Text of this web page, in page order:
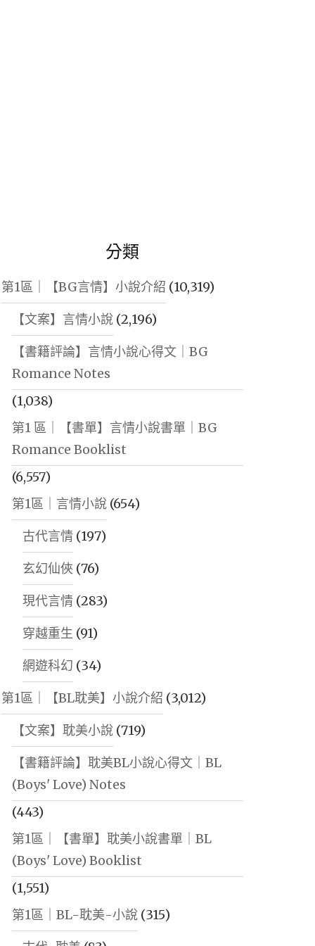
分類
第1區｜【BG言情】小說介紹 (10,319)
【文案】言情小說(2,196)
【書籍評論】言情小說心得文｜BG
Romance Notes
(1,038)
第1 區｜【書單】言情小說書單｜BG
Romance Booklist
(6,557)
第1區｜言情小說(654)
古代言情(197)
玄幻仙俠 (76)
現代言情(283)
穿越重生 (91)
網遊科幻 (34)
第1區｜【BL耽美】小說介紹 (3,012)
【文案】耽美小說(719)
【書籍評論】耽美BL小說心得文｜BL
(Boys' Love) Notes
(443)
第1區｜【書單】耽美小說書單｜BL
(Boys' Love) Booklist
(1,551)
第1區｜BL-耽美-小說(315)